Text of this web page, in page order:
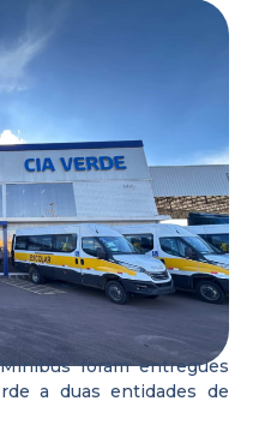
Contato
foram entregues
a duas entidades de